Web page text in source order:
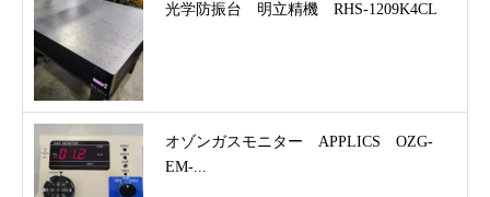
光学防振台 明立精機 RHS-1209K4CL
オゾンガスモニター APPLICS OZG-
EM-...